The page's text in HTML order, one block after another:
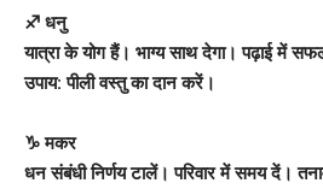
♐ धनु
यात्रा के योग हैं। भाग्य साथ देगा। पढ़ाई में
उपाय: पीली वस्तु का दान करें।
♑ मकर
धन संबंधी निर्णय टालें। परिवार में समय दें।